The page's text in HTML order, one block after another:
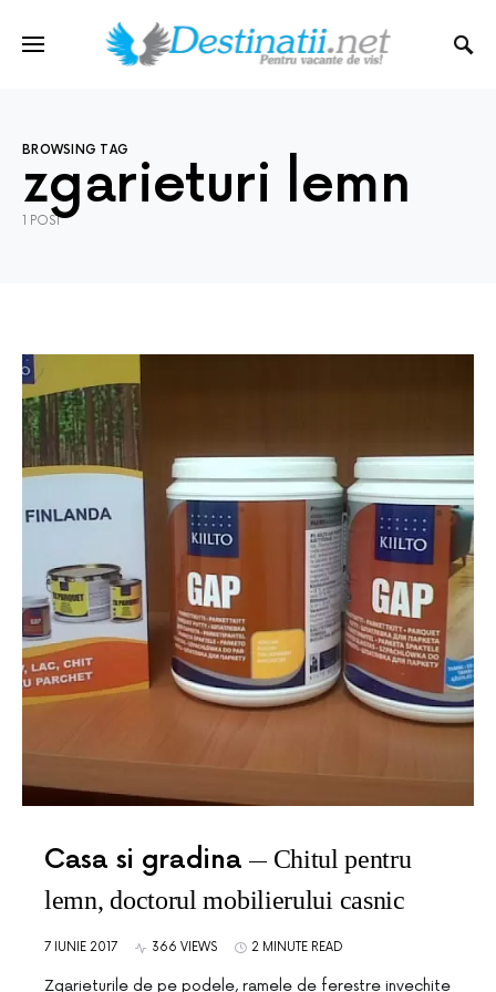
BROWSING TAG
zgarieturi lemn
1 POST
Casa si gradina
Chitul pentru
lemn, doctorul mobilierului casnic
7 IUNIE 2017 366 VIEWS 2 MINUTE READ
Zgarieturile de pe podele, ramele de ferestre invechite